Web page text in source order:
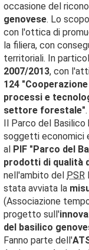
occasione del
genovese. Lo
con l'ottica di
la filiera, con
territoriali. In
2007/2013, con
124
processi e
settore forestale".
Il Parco del Basilico
soggetti economici
al PIF "Parco del
prodotti di qualità
nell'ambito del PSR
stata avviata la
(Associazione
progetto sull'
del basilico
Fanno parte dell'